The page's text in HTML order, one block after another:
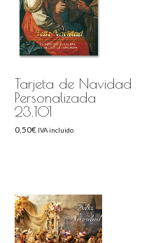
Tarjeta de Navidad
Personalizada
23.101
0,50€ IVA incluido